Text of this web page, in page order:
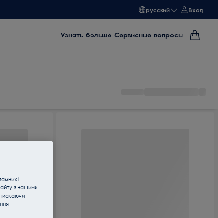
русский Вход
Узнать больше Сервисные вопросы
і
з нашими